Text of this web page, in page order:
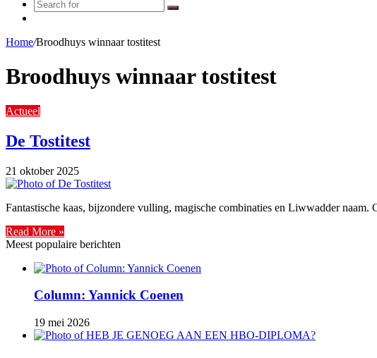
Search
Home/Broodhuys winnaar tostitest
Broodhuys winnaar tostitest
Actueel
De Tostitest
21 oktober 2025
Fantastische kaas, bijzondere vulling, magische combinaties en Liwwadder
Read More »
Meest populaire berichten
Column: Yannick Coenen
19 mei 2026